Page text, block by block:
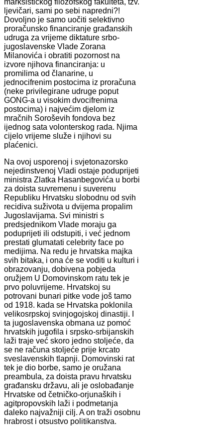
ljevičari, sami po sebi napredni?!
Dovoljno je samo uočiti selektivno
proračunsko financiranje građanskih
udruga za vrijeme diktature srbo-
jugoslavenske Vlade Zorana
Milanovića i obratiti pozornost na
izvore njihova financiranja: u
promilima od članarine, u
jednocifrenim postocima iz proračuna
(neke privilegirane udruge poput
GONG-a u visokim dvocifrenima
postocima) i najvećim djelom iz
mračnih Soroševih fondova bez
ijednog sata volonterskog rada. Njima
cijelo vrijeme služe i njihovi su
plaćenici.
Na ovoj usporenoj i svjetonazorsko
nejedinstvenoj Vladi ostaje poduprijeti
ministra Zlatka Hasanbegovića u borbi
za doista suvremenu i suverenu
Republiku Hrvatsku slobodnu od svih
recidiva suživota u dvijema propalim
Jugoslavijama. Svi ministri s
predsjednikom Vlade moraju ga
poduprijeti ili odstupiti, i već jednom
prestati glumatati celebrity face po
medijima. Na redu je hrvatska majka
svih bitaka, i ona će se voditi u kulturi i
obrazovanju, dobivena pobjeda
oružjem U Domovinskom ratu tek je
prvo poluvrijeme. Hrvatskoj su
potrovani bunari pitke vode još tamo
od 1918. kada se Hrvatska poklonila
velikosrpskoj svinjogojskoj dinastiji. I
ta jugoslavenska obmana uz pomoć
hrvatskih jugofila i srpsko-srbijanskih
laži traje već skoro jedno stoljeće, da
se ne računa stoljeće prije krcato
sveslavenskih tlapnji. Domovinski rat
tek je dio borbe, samo je oružana
preambula, za doista pravu hrvatsku
građansku državu, ali je oslobađanje
Hrvatske od četničko-orjunaških i
agitpropovskih laži i podmetanja
daleko najvažniji cilj. A on traži osobnu
hrabrost i otsustvo politikanstva.